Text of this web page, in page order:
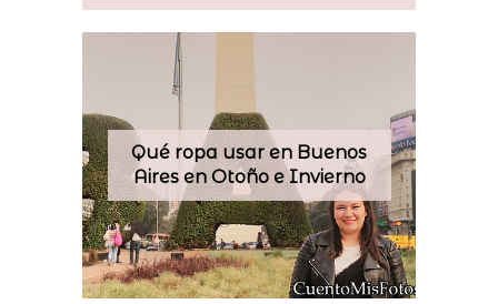
Qué ropa usar en Buenos
Aires en Otoño e Invierno